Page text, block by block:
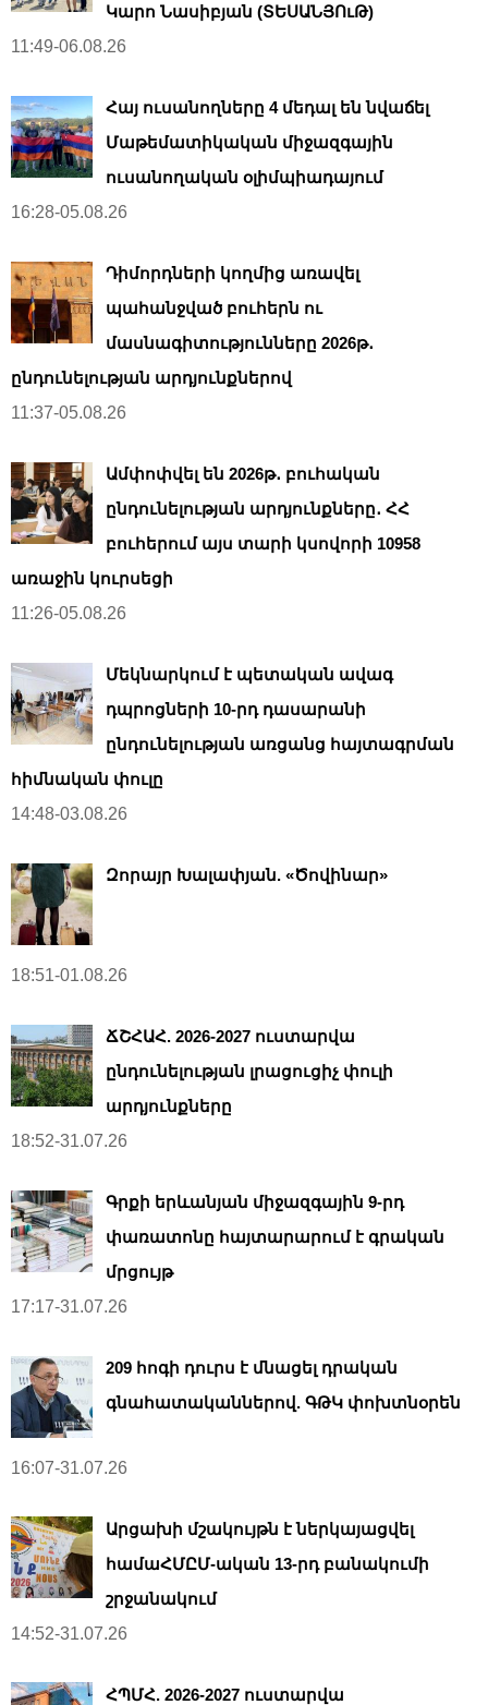
Կարո Նասիբյան (ՏԵՍԱՆՅՈւԹ)
11:49-06.08.26
Հայ ուսանողները 4 մեդալ են նվաճել
Մաթեմատիկական միջազգային
ուսանողական օլիմպիադայում
16:28-05.08.26
Դիմորդների կողմից առավել
պահանջված բուհերն ու
մասնագիտությունները 2026թ․
ընդունելության արդյունքներով
11:37-05.08.26
Ամփոփվել են 2026թ․ բուհական
ընդունելության արդյունքները․ ՀՀ
բուհերում այս տարի կսովորի 10958
առաջին կուրսեցի
11:26-05.08.26
Մեկնարկում է պետական ավագ
դպրոցների 10-րդ դասարանի
ընդունելության առցանց հայտագրման
հիմնական փուլը
14:48-03.08.26
Զորայր Խալափյան. «Ծովինար»
18:51-01.08.26
ՃՇՀԱՀ. 2026-2027 ուստարվա
ընդունելության լրացուցիչ փուլի
արդյունքները
18:52-31.07.26
Գրքի երևանյան միջազգային 9-րդ
փառատոնը հայտարարում է գրական
մրցույթ
17:17-31.07.26
209 հոգի դուրս է մնացել դրական
գնահատականներով. ԳԹԿ փոխտնօրեն
16:07-31.07.26
Արցախի մշակույթն է ներկայացվել
համաՀՄԸՄ-ական 13-րդ բանակումի
շրջանակում
14:52-31.07.26
ՀՊՄՀ. 2026-2027 ուստարվա